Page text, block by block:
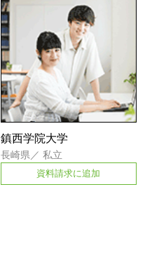
鎮西学院大学
長崎県 ／私立
資料請求に追加